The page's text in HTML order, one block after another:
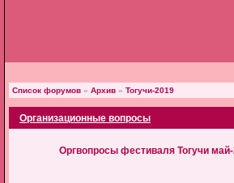
Список форумов » Архив » Тогучи-2019
Организационные вопросы
Оргвопросы фестиваля Тогучи